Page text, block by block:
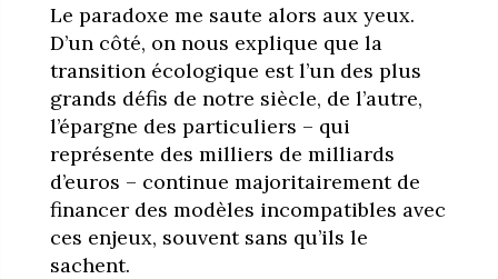
Le paradoxe me saute alors aux yeux.
D’un côté, on nous explique que la
transition écologique est l’un des plus
grands défis de notre siècle, de l’autre,
l’épargne des particuliers – qui
représente des milliers de milliards
d’euros – continue majoritairement de
financer des modèles incompatibles avec
ces enjeux, souvent sans qu’ils le
sachent.